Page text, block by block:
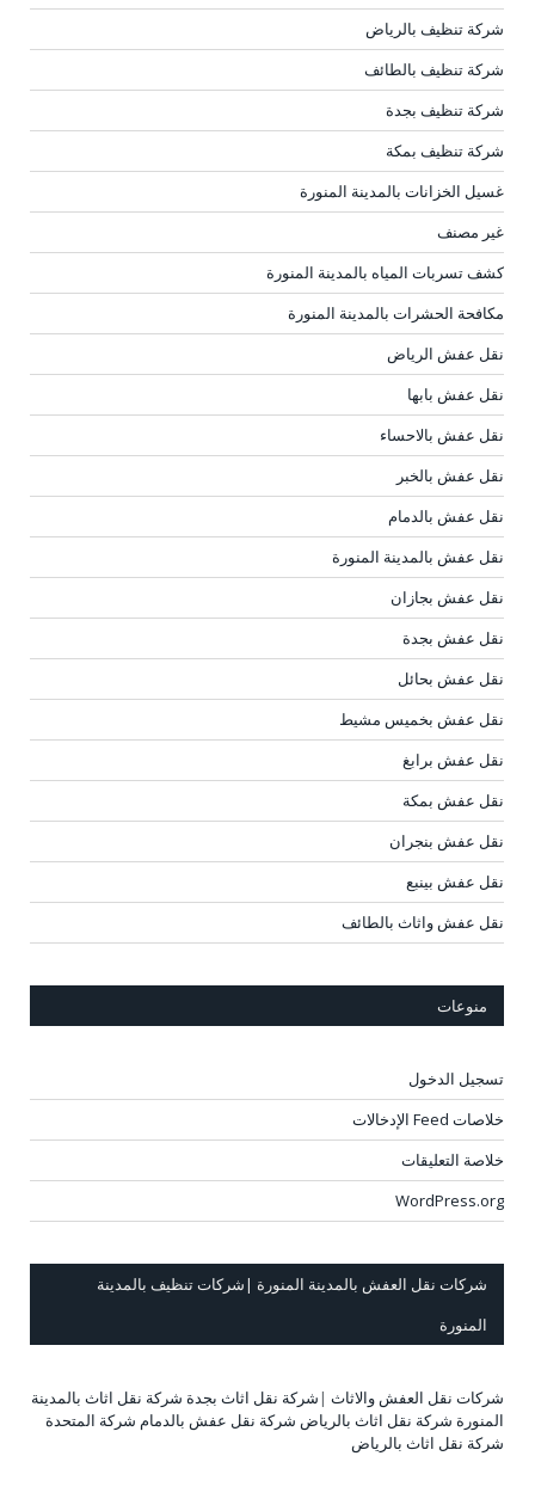
شركة تنظيف بالرياض
شركة تنظيف بالطائف
شركة تنظيف بجدة
شركة تنظيف بمكة
غسيل الخزانات بالمدينة المنورة
غير مصنف
كشف تسربات المياه بالمدينة المنورة
مكافحة الحشرات بالمدينة المنورة
نقل عفش الرياض
نقل عفش بابها
نقل عفش بالاحساء
نقل عفش بالخبر
نقل عفش بالدمام
نقل عفش بالمدينة المنورة
نقل عفش بجازان
نقل عفش بجدة
نقل عفش بحائل
نقل عفش بخميس مشيط
نقل عفش برابغ
نقل عفش بمكة
نقل عفش بنجران
نقل عفش بينبع
نقل عفش واثاث بالطائف
منوعات
تسجيل الدخول
خلاصات Feed الإدخالات
خلاصة التعليقات
WordPress.org
شركات نقل العفش بالمدينة المنورة |شركات تنظيف بالمدينة
المنورة
شركات نقل العفش والاثاث | شركة نقل اثاث بجدة شركة نقل اثاث بالمدينة
المنورة شركة نقل اثاث بالرياض شركة نقل عفش بالدمام شركة المتحدة
شركة نقل اثاث بالرياض